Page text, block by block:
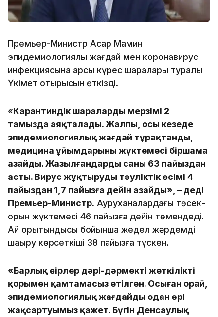
Премьер-Министр Асқар Мамин
эпидемиологиялық жағдай мен коронавирус
инфекциясына қарсы күрес шаралары туралы
Үкімет отырысын өткізді.
«Карантиндік шаралардың мерзімі 2
тамызда аяқталады. Жалпы, осы кезеңде
эпидемиологиялық жағдай тұрақтанды,
медицина ұйымдарының жүктемесі біршама
азайды. Жазылғандардың саны 63 пайыздан
асты. Вирус жұқтырудың тәуліктік өсімі 4
пайыздан 1,7 пайызға дейін азайды», – деді
Премьер-Министр. Ауруханалардағы төсек-
орын жүктемесі 46 пайызға дейін төмендеді.
Ай қорытындысы бойынша жедел жәрдемді
шақыру көрсеткіші 38 пайызға түскен.
«Барлық өңірлер дәрі-дәрмектің жеткілікті
қорымен қамтамасыз етілген. Осыған орай,
эпидемиологиялық жағдайды одан әрі
жақсартуымыз қажет. Бүгін Денсаулық